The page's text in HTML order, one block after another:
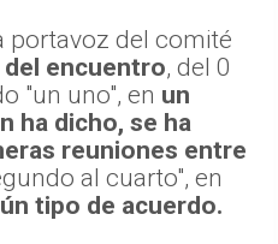
portavoz del comité
encuentro, del 0
"un uno", en un
ha dicho, se ha
reuniones entre
al cuarto", en
tipo de acuerdo.